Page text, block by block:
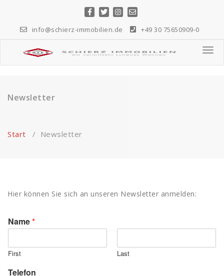
info@schierz-immobilien.de +49 30 75650909-0
Newsletter
Start / Newsletter
Hier können Sie sich an unseren Newsletter anmelden:
Name*
First Last
Telefon